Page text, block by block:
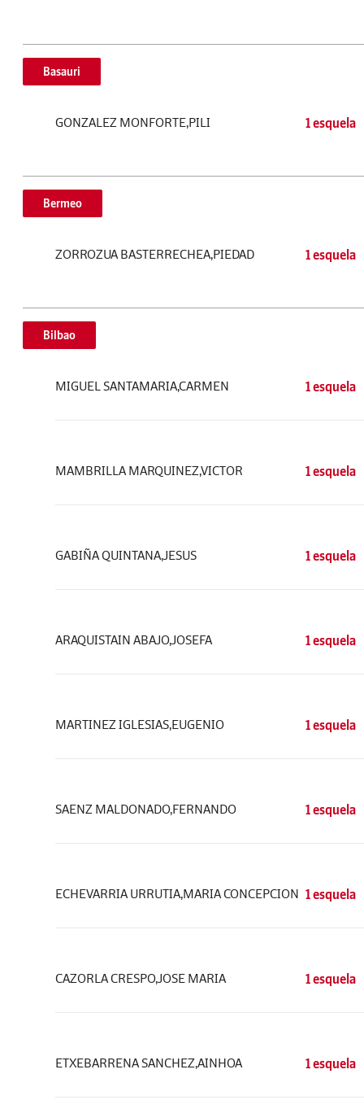
Basauri
GONZALEZ MONFORTE,PILI 1 esquela
Bermeo
ZORROZUA BASTERRECHEA,PIEDAD 1 esquela
Bilbao
MIGUEL SANTAMARIA,CARMEN 1 esquela
MAMBRILLA MARQUINEZ,VICTOR 1 esquela
GABIÑA QUINTANA,JESUS 1 esquela
ARAQUISTAIN ABAJO,JOSEFA 1 esquela
MARTINEZ IGLESIAS,EUGENIO 1 esquela
SAENZ MALDONADO,FERNANDO 1 esquela
ECHEVARRIA URRUTIA,MARIA CONCEPCION 1 esquela
CAZORLA CRESPO,JOSE MARIA 1 esquela
ETXEBARRENA SANCHEZ,AINHOA 1 esquela